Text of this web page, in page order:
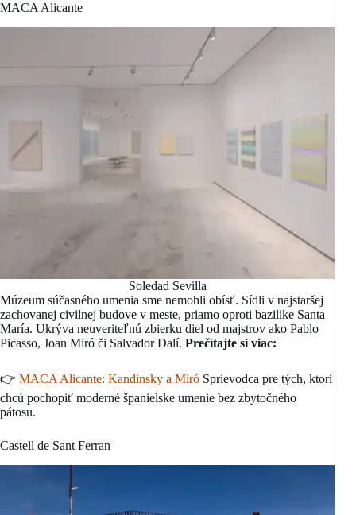
MACA Alicante
Soledad Sevilla
Múzeum súčasného umenia sme nemohli obísť. Sídli v najstaršej
zachovanej civilnej budove v meste, priamo oproti bazilike Santa
María. Ukrýva neuveriteľnú zbierku diel od majstrov ako Pablo
Picasso, Joan Miró či Salvador Dalí. Prečítajte si viac:
👉 MACA Alicante: Kandinsky a Miró Sprievodca pre tých, ktorí
chcú pochopiť moderné španielske umenie bez zbytočného
pátosu.
Castell de Sant Ferran